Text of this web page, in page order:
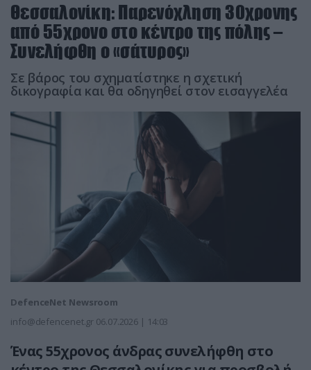
Θεσσαλονίκη: Παρενόχληση 30χρονης
από 55χρονο στο κέντρο της πόλης –
Συνελήφθη ο «σάτυρος»
Σε βάρος του σχηματίστηκε η σχετική
δικογραφία και θα οδηγηθεί στον εισαγγελέα
DefenceNet Newsroom
info@defencenet.gr 06.07.2026 | 14:03
Ένας 55χρονος άνδρας συνελήφθη στο